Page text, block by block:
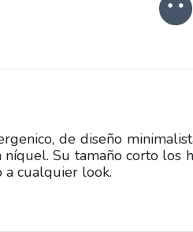
de diseño
Su tamaño corto los
cualquier look.